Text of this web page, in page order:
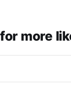
more